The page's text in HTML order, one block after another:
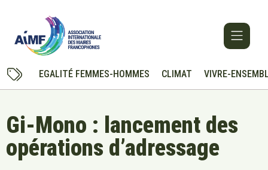
EGALITÉ FEMMES-HOMMES CLIMAT VIVRE-
Gi-Mono : lancement des
opérations d’adressage